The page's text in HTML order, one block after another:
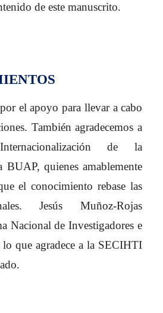
de este manuscrito.
el apoyo para llevar a cabo
También agradecemos a
de la
BUAP, quienes amablemente
el conocimiento rebase las
Jesús Muñoz-Rojas
Nacional de Investigadores e
que agradece a la SECIHTI